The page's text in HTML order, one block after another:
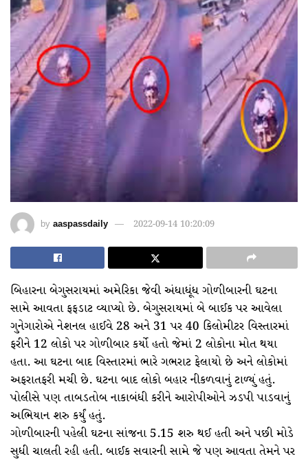
by aaspassdaily 2022-09-14 10:20:09
બિહારના બેગુસરાયમાં અમેરિકા જેવી અંધાધૂંધ ગોળીબારની ઘટના
સામે આવતા ફફડાટ વ્યાપ્યો છે. બેગુસરાયમાં બે બાઈક પર આવેલા
ગુનેગારોએ નેશનલ હાઈવે 28 અને 31 પર 40 કિલોમીટર વિસ્તારમાં
ફરીને 12 લોકો પર ગોળીબાર કર્યો હતો જેમાં 2 લોકોના મોત થયા
હતા. આ ઘટના બાદ વિસ્તારમાં ભારે ગભરાટ ફેલાયો છે અને લોકોમાં
અફરાતફરી મચી છે. ઘટના બાદ લોકો બહાર નીકળવાનું ટાળ્યું હતું.
પોલીસે પણ તાબડતોબ નાકાબંધી કરીને આરોપીઓને ઝડપી પાડવાનું
અભિયાન શરુ કર્યું હતું.
ગોળીબારની પહેલી ઘટના સાંજના 5.15 શરુ થઈ હતી અને પછી મોડે
સુધી ચાલતી રહી હતી. બાઈક સવારની સામે જે પણ આવતા તેમને પર